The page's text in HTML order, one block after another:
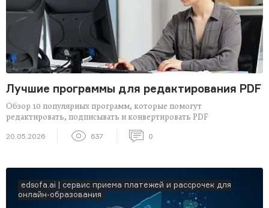
Лучшие программы для редактирования PDF
Обзор 10 популярных программ, которые помогут
редактировать, подписывать и конвертировать PDF
20.05.2026 637 0
edsofa.ai | сервис приема платежей и рассрочек для
онлайн-образования